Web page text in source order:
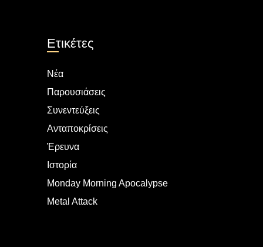
Ετικέτες
Νέα
Παρουσιάσεις
Συνεντεύξεις
Ανταποκρίσεις
Έρευνα
Ιστορία
Monday Morning Apocalypse
Metal Attack